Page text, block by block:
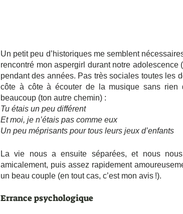
Un petit peu d’historiques me semblent
rencontré mon aspergirl durant notre
pendant des années. Pas très sociales toutes les
côte à côte à écouter de la musique sans rien
beaucoup (ton autre chemin) :
Tu étais un peu différent
Et moi, je n’étais pas comme eux
Un peu méprisants pour tous leurs jeux d’enfants
La vie nous a ensuite séparées, et nous
amicalement, puis assez rapidement
un beau couple (en tout cas, c’est mon avis !).
Errance psychologique